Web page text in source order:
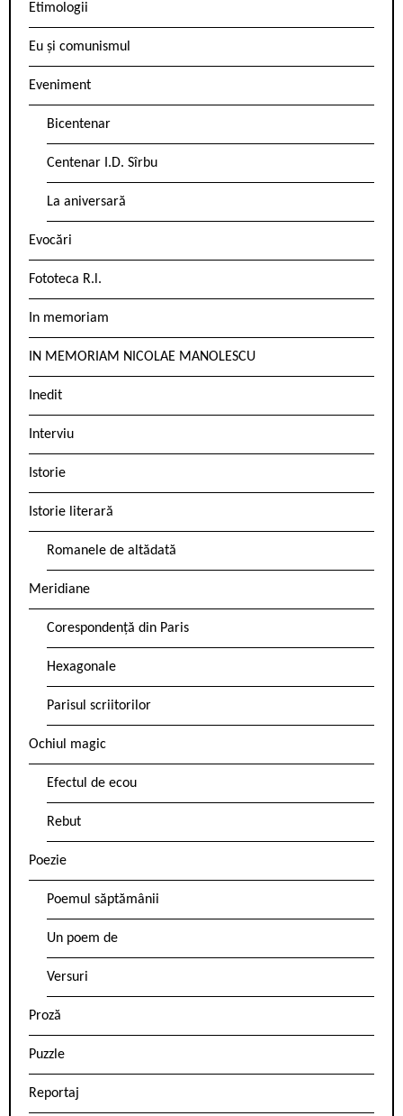
Etimologii
Eu și comunismul
Eveniment
Bicentenar
Centenar I.D. Sîrbu
La aniversară
Evocări
Fototeca R.l.
In memoriam
IN MEMORIAM NICOLAE MANOLESCU
Inedit
Interviu
Istorie
Istorie literară
Romanele de altădată
Meridiane
Corespondență din Paris
Hexagonale
Parisul scriitorilor
Ochiul magic
Efectul de ecou
Rebut
Poezie
Poemul săptămânii
Un poem de
Versuri
Proză
Puzzle
Reportaj